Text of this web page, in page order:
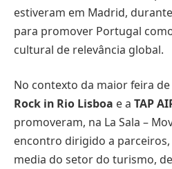
estiveram em Madrid,
para promover Portugal
cultural de relevância global.
No contexto da maior feira
Rock in Rio Lisboa e a TAP
promoveram, na La Sala –
encontro dirigido a
media do setor do turismo,